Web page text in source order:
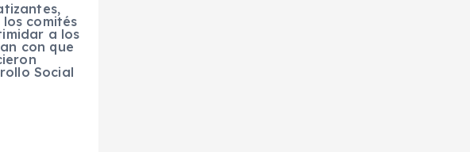
comités
a los
con que
Social